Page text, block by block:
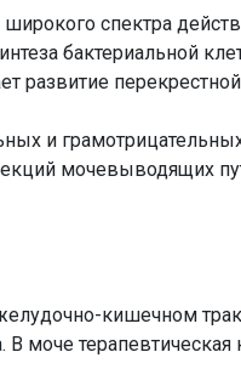
спектра
бактериальной
развитие
и
мочевыводящих
кишечном
моче